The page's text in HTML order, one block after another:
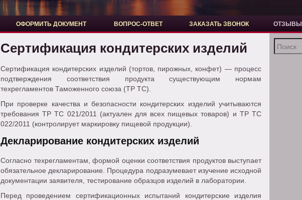
ОФОРМИТЬ ДОКУМЕНТ ВОПРОС-ОТВЕТ ЗАКАЗАТЬ ЗВОНОК ОТЗЫВЫ
Сертификация кондитерских изделий
Сертификация кондитерских изделий (тортов, пирожных, конфет) — процесс
подтверждения соответствия продукта существующим нормам
техрегламентов Таможенного союза (ТР ТС).
При проверке качества и безопасности кондитерских изделий учитываются
требования ТР ТС 021/2011 (актуален для всех пищевых товаров) и ТР ТС
022/2011 (контролирует маркировку пищевой продукции).
Декларирование кондитерских изделий
Согласно техрегламентам, формой оценки соответствия продуктов выступает
обязательное декларирование. Процедура подразумевает изучение исходной
документации заявителя, тестирование образцов изделий в лаборатории.
Перед проведением сертификационных испытаний кондитерские изделия